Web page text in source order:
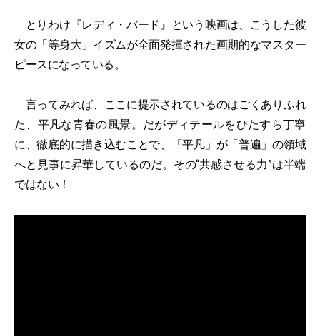
とりわけ『レディ・バード』という映画は、こうした彼
女の「等身大」イズムが全面発揮された画期的なマスター
ピースになっている。
言ってみれば、ここに提示されているのはごくありふれ
た、平凡な青春の風景。だがディテールをひたすら丁寧
に、徹底的に描き込むことで、「平凡」が「普遍」の領域
へと見事に昇華しているのだ。その“共感させる力”は半端
ではない！